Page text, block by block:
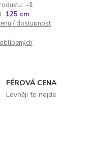
-1
125 cm
/ dostupnost
FÉROVÁ CENA
Levněji to nejde